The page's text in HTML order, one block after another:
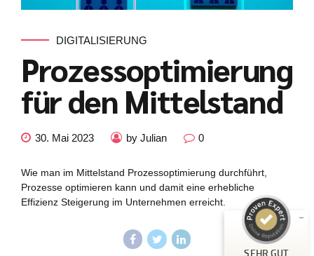
DIGITALISIERUNG
Prozessoptimierung
für den Mittelstand
30. Mai 2023 by Julian 0
Wie man im Mittelstand Prozessoptimierung durchführt,
Prozesse optimieren kann und damit eine erhebliche
Effizienz Steigerung im Unternehmen erreicht.
SEHR GUT
julian-funke.de
100
%
Empfehlungen auf
ProvenExpert.com
5,00
Bewertungen auf ProvenExpert.com